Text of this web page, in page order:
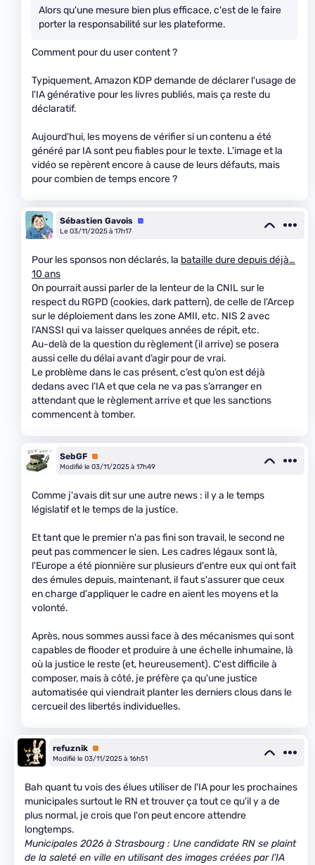
Alors qu'une mesure bien plus efficace, c'est de le faire
porter la responsabilité sur les plateforme.
Comment pour du user content ?
Typiquement, Amazon KDP demande de déclarer l'usage de
l'IA générative pour les livres publiés, mais ça reste du
déclaratif.
Aujourd'hui, les moyens de vérifier si un contenu a été
généré par IA sont peu fiables pour le texte. L'image et la
vidéo se repèrent encore à cause de leurs défauts, mais
pour combien de temps encore ?
Sébastien Gavois Équipe
Le 03/11/2025 à 17h17
Pour les sponsos non déclarés, la bataille dure depuis déjà…
10 ans
On pourrait aussi parler de la lenteur de la CNIL sur le
respect du RGPD (cookies, dark pattern), de celle de l’Arcep
sur le déploiement dans les zone AMII, etc. NIS 2 avec
l’ANSSI qui va laisser quelques années de répit, etc.
Au-delà de la question du règlement (il arrive) se posera
aussi celle du délai avant d’agir pour de vrai.
Le problème dans le cas présent, c’est qu’on est déjà
dedans avec l’IA et que cela ne va pas s’arranger en
attendant que le règlement arrive et que les sanctions
commencent à tomber.
SebGF Premium
Modifié le 03/11/2025 à 17h49
Comme j'avais dit sur une autre news : il y a le temps
législatif et le temps de la justice.
Et tant que le premier n'a pas fini son travail, le second ne
peut pas commencer le sien. Les cadres légaux sont là,
l'Europe a été pionnière sur plusieurs d'entre eux qui ont fait
des émules depuis, maintenant, il faut s'assurer que ceux
en charge d'appliquer le cadre en aient les moyens et la
volonté.
Après, nous sommes aussi face à des mécanismes qui sont
capables de flooder et produire à une échelle inhumaine, là
où la justice le reste (et, heureusement). C'est difficile à
composer, mais à côté, je préfère ça qu'une justice
automatisée qui viendrait planter les derniers clous dans le
cercueil des libertés individuelles.
refuznik Premium
Modifié le 03/11/2025 à 16h51
Bah quant tu vois des élues utiliser de l'IA pour les prochaines
municipales surtout le RN et trouver ça tout ce qu'il y a de
plus normal, je crois que l'on peut encore attendre
longtemps.
Municipales 2026 à Strasbourg : Une candidate RN se plaint
de la saleté en ville en utilisant des images créées par l’IA